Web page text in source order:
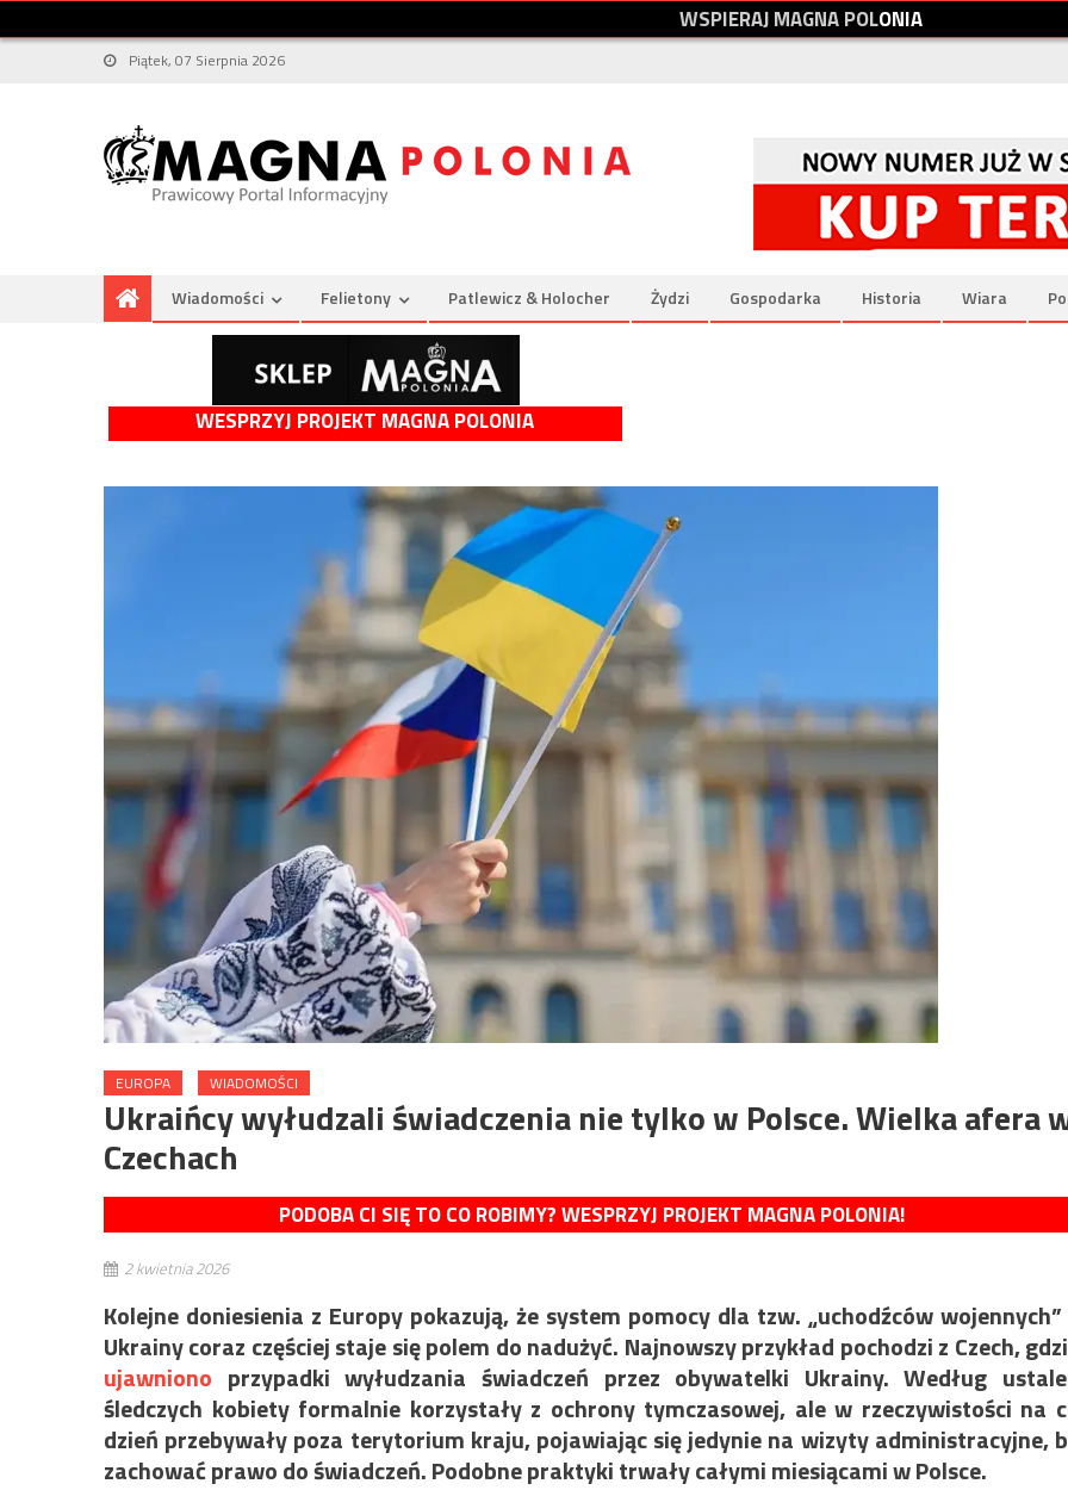
WSPIERAJMAGNAPOLONIA
Piątek, 07 Sierpnia 2026
Wiadomości Felietony Patlewicz & Holocher Żydzi Gospodarka Historia Wiara
WESPRZYJ PROJEKT MAGNA POLONIA
EUROPA WIADOMOŚCI
Ukraińcy wyłudzali świadczenia nie tylko w Polsce. Wielka afera
Czechach
PODOBA CI SIĘ TO CO ROBIMY? WESPRZYJ PROJEKT MAGNA POLONIA!
2 kwietnia 2026
Kolejne doniesienia z Europy pokazują, że system pomocy dla tzw. „uchodźców wojennych”
Ukrainy coraz częściej staje się polem do nadużyć. Najnowszy przykład pochodzi z Czech,
ujawniono przypadki wyłudzania świadczeń przez obywatelki Ukrainy. Według
śledczych kobiety formalnie korzystały z ochrony tymczasowej, ale w rzeczywistości na
dzień przebywały poza terytorium kraju, pojawiając się jedynie na wizyty administracyjne,
zachować prawo do świadczeń. Podobne praktyki trwały całymi miesiącami w Polsce.